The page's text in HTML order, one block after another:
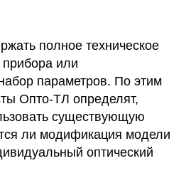
полное техническое
или
параметров. По этим
Опто-ТЛ определят,
существующую
ли модификация модели
оптический